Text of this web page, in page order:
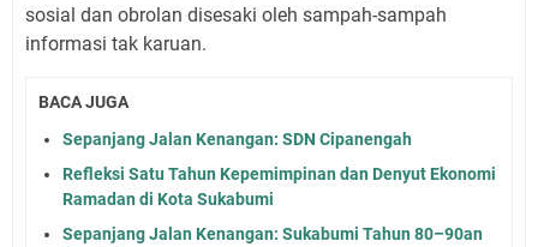
sosial dan obrolan disesaki oleh sampah-sampah
informasi tak karuan.
BACA JUGA
Sepanjang Jalan Kenangan: SDN Cipanengah
Refleksi Satu Tahun Kepemimpinan dan Denyut Ekonomi
Ramadan di Kota Sukabumi
Sepanjang Jalan Kenangan: Sukabumi Tahun 80–90an